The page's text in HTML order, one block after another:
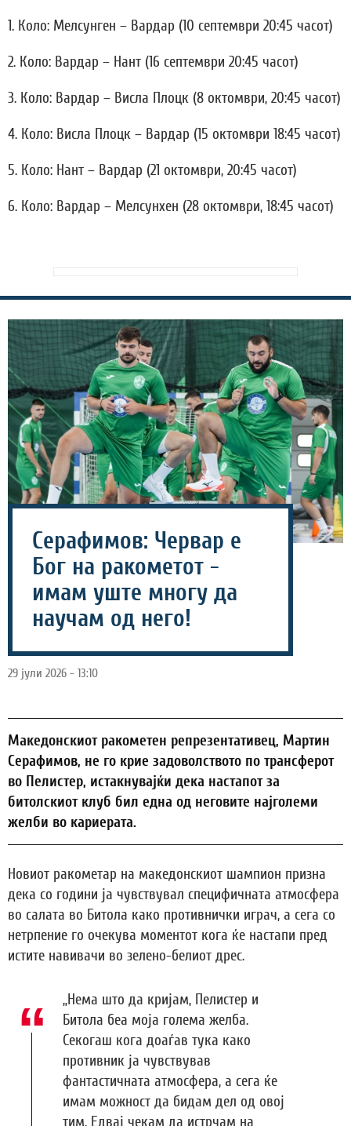
1. Коло: Мелсунген – Вардар (10 септември 20:45 часот)
2. Коло: Вардар – Нант (16 септември 20:45 часот)
3. Коло: Вардар – Висла Плоцк (8 октомври, 20:45 часот)
4. Коло: Висла Плоцк – Вардар (15 октомври 18:45 часот)
5. Коло: Нант – Вардар (21 октомври, 20:45 часот)
6. Коло: Вардар – Мелсунхен (28 октомври, 18:45 часот)
Серафимов: Червар е
Бог на ракометот -
имам уште многу да
научам од него!
29 јули 2026 - 13:10
Македонскиот ракометен репрезентативец, Мартин
Серафимов, не го крие задоволството по трансферот
во Пелистер, истакнувајќи дека настапот за
битолскиот клуб бил една од неговите најголеми
желби во кариерата.
Новиот ракометар на македонскиот шампион призна
дека со години ја чувствувал специфичната атмосфера
во салата во Битола како противнички играч, а сега со
нетрпение го очекува моментот кога ќе настапи пред
истите навивачи во зелено-белиот дрес.
„Нема што да кријам, Пелистер и
Битола беа моја голема желба.
Секогаш кога доаѓав тука како
противник ја чувствував
фантастичната атмосфера, а сега ќе
имам можност да бидам дел од овој
тим. Едвај чекам да истрчам на